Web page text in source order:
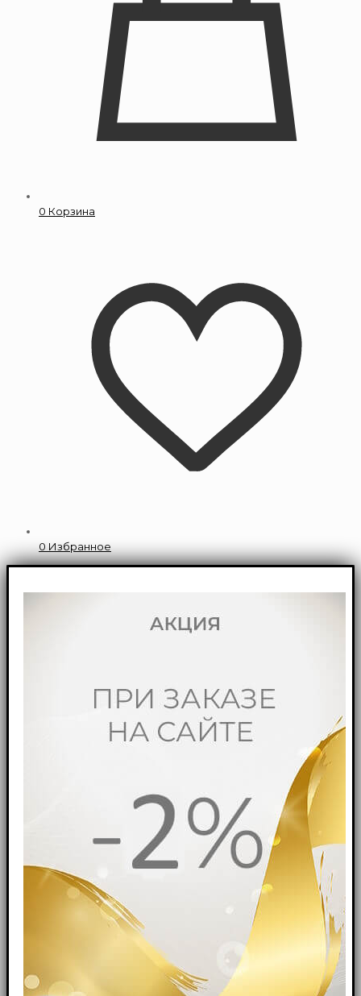
0 Корзина
0 Избранное